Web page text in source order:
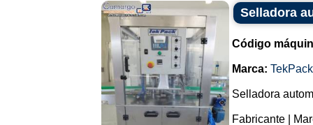
Selladora
Código
Marca: TekPack
Selladora
Fabricante |